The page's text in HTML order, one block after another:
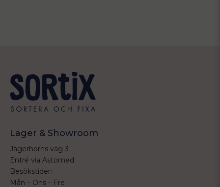
Lager & Showroom
Jägerhorns väg 3
Entré via Astomed
Besökstider:
Mån – Ons – Fre